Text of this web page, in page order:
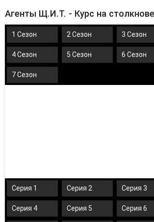
Агенты Щ.И.Т. - Курс на
1 Сезон 2 Сезон 3 Сезон
4 Сезон 5 Сезон 6 Сезон
7 Сезон
Серия 1 Серия 2 Серия 3
Серия 4 Серия 5 Серия 6